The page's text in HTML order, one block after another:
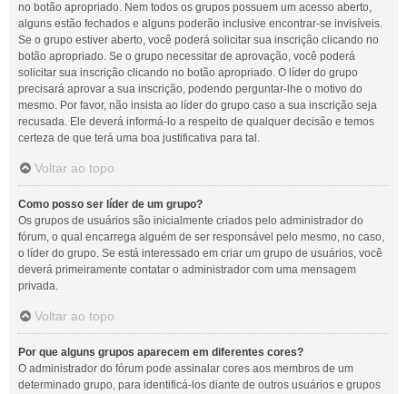
no botão apropriado. Nem todos os grupos possuem um acesso aberto,
alguns estão fechados e alguns poderão inclusive encontrar-se invisíveis.
Se o grupo estiver aberto, você poderá solicitar sua inscrição clicando no
botão apropriado. Se o grupo necessitar de aprovação, você poderá
solicitar sua inscrição clicando no botão apropriado. O líder do grupo
precisará aprovar a sua inscrição, podendo perguntar-lhe o motivo do
mesmo. Por favor, não insista ao líder do grupo caso a sua inscrição seja
recusada. Ele deverá informá-lo a respeito de qualquer decisão e temos
certeza de que terá uma boa justificativa para tal.
Voltar ao topo
Como posso ser líder de um grupo?
Os grupos de usuários são inicialmente criados pelo administrador do
fórum, o qual encarrega alguém de ser responsável pelo mesmo, no caso,
o líder do grupo. Se está interessado em criar um grupo de usuários, você
deverá primeiramente contatar o administrador com uma mensagem
privada.
Voltar ao topo
Por que alguns grupos aparecem em diferentes cores?
O administrador do fórum pode assinalar cores aos membros de um
determinado grupo, para identificá-los diante de outros usuários e grupos